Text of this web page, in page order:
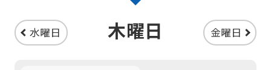
水曜日 木曜日 金曜日
into
English.